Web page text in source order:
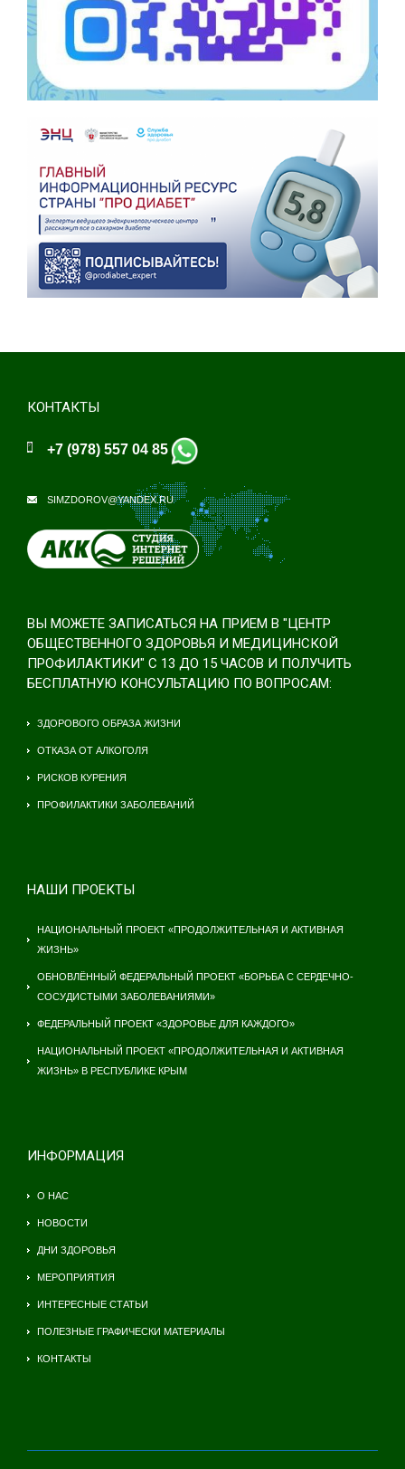
КОНТАКТЫ
+7 (978) 557 04 85
SIMZDOROV@YANDEX.RU
ВЫ МОЖЕТЕ ЗАПИСАТЬСЯ НА ПРИЕМ В "ЦЕНТР
ОБЩЕСТВЕННОГО ЗДОРОВЬЯ И МЕДИЦИНСКОЙ
ПРОФИЛАКТИКИ" С 13 ДО 15 ЧАСОВ И ПОЛУЧИТЬ
БЕСПЛАТНУЮ КОНСУЛЬТАЦИЮ ПО ВОПРОСАМ:
ЗДОРОВОГО ОБРАЗА ЖИЗНИ
ОТКАЗА ОТ АЛКОГОЛЯ
РИСКОВ КУРЕНИЯ
ПРОФИЛАКТИКИ ЗАБОЛЕВАНИЙ
НАШИ ПРОЕКТЫ
НАЦИОНАЛЬНЫЙ ПРОЕКТ «ПРОДОЛЖИТЕЛЬНАЯ И АКТИВНАЯ
ЖИЗНЬ»
ОБНОВЛЁННЫЙ ФЕДЕРАЛЬНЫЙ ПРОЕКТ «БОРЬБА С СЕРДЕЧНО-
СОСУДИСТЫМИ ЗАБОЛЕВАНИЯМИ»
ФЕДЕРАЛЬНЫЙ ПРОЕКТ «ЗДОРОВЬЕ ДЛЯ КАЖДОГО»
НАЦИОНАЛЬНЫЙ ПРОЕКТ «ПРОДОЛЖИТЕЛЬНАЯ И АКТИВНАЯ
ЖИЗНЬ» В РЕСПУБЛИКЕ КРЫМ
ИНФОРМАЦИЯ
О НАС
НОВОСТИ
ДНИ ЗДОРОВЬЯ
МЕРОПРИЯТИЯ
ИНТЕРЕСНЫЕ СТАТЬИ
ПОЛЕЗНЫЕ ГРАФИЧЕСКИ МАТЕРИАЛЫ
КОНТАКТЫ